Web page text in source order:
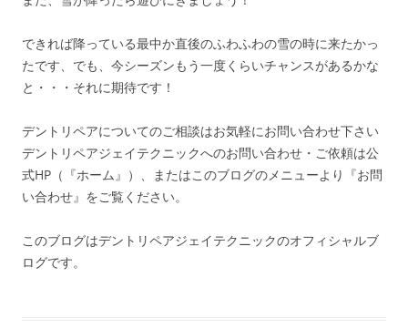
できれば降っている最中か直後のふわふわの雪の時に来たかっ
たです、でも、今シーズンもう一度くらいチャンスがあるかな
と・・・それに期待です！
デントリペアについてのご相談はお気軽にお問い合わせ下さい
デントリペアジェイテクニックへのお問い合わせ・ご依頼は公
式HP（『ホーム』）、またはこのブログのメニューより『お問
い合わせ』をご覧ください。
このブログはデントリペアジェイテクニックのオフィシャルブ
ログです。